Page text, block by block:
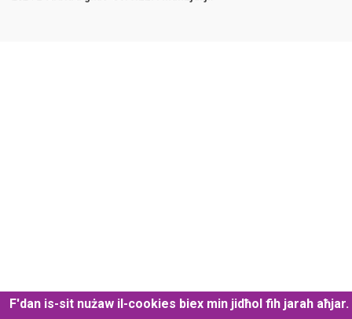
F'dan is-sit nużaw il-cookies biex min jidħol fih jarah aħjar.